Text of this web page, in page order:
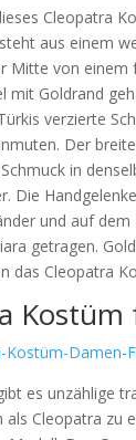
Cleopatra
aus einem
Mitte von einem
mit Goldrand
verzierte
Der
in
Die
und auf dem
getragen.
das Cleopatra
es unzählige
Cleopatra zu